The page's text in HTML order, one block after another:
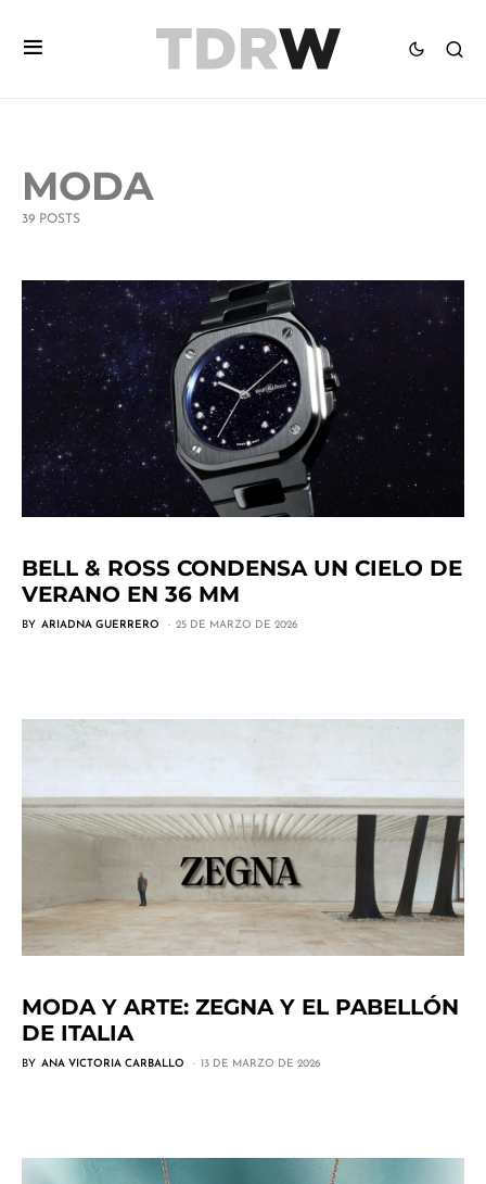
MODA
39 POSTS
BELL & ROSS CONDENSA UN CIELO DE
VERANO EN 36 MM
BY ARIADNA GUERRERO 25 DE MARZO DE 2026
MODA Y ARTE: ZEGNA Y EL PABELLÓN
DE ITALIA
BY ANA VICTORIA CARBALLO 13 DE MARZO DE 2026